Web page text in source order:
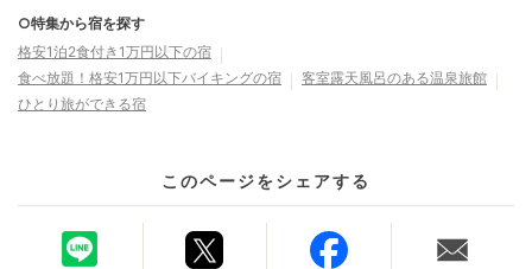
○特集から宿を探す
格安1泊2食付き1万円以下の宿
食べ放題！格安1万円以下バイキングの宿
客室露天風呂のある温泉旅館
ひとり旅ができる宿
このページをシェアする